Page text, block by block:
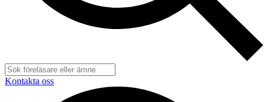
Kontakta oss